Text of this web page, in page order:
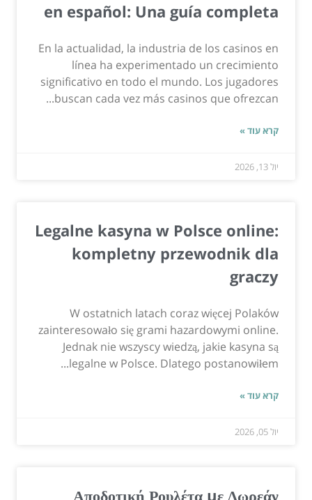
en español: Una guía completa
En la actualidad, la industria de los casinos en
línea ha experimentado un crecimiento
significativo en todo el mundo. Los jugadores
buscan cada vez más casinos que ofrezcan...
קרא עוד »
יול 13, 2026
Legalne kasyna w Polsce online:
kompletny przewodnik dla
graczy
W ostatnich latach coraz więcej Polaków
zainteresowało się grami hazardowymi online.
Jednak nie wszyscy wiedzą, jakie kasyna są
legalne w Polsce. Dlatego postanowiłem...
קרא עוד »
יול 05, 2026
Αποδοτική Ρουλέτα με Δωρεάν